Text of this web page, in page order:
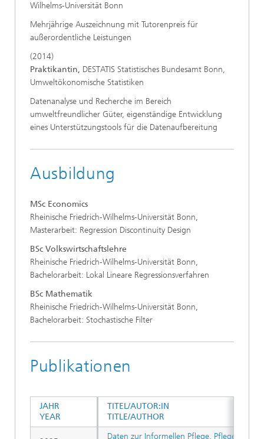
Wilhelms-Universität Bonn
Mehrjährige Auszeichnung mit Tutorenpreis für
außerordentliche Leistungen
(2014)
Praktikantin, DESTATIS Statistisches Bundesamt Bonn,
Umweltökonomische Statistiken
Datenanalyse und Recherche im Bereich
umweltfreundlicher Güter, eigenständige Entwicklung
eines Unterstützungstools für die Datenaufbereitung
Ausbildung
MSc Economics
Rheinische Friedrich-Wilhelms-Universität Bonn,
Masterarbeit: Regression Discontinuity Design
BSc Volkswirtschaftslehre
Rheinische Friedrich-Wilhelms-Universität Bonn,
Bachelorarbeit: Lokal Lineare Regressionsverfahren
BSc Mathematik
Rheinische Friedrich-Wilhelms-Universität Bonn,
Bachelorarbeit: Stochastische Filter
Publikationen
TITEL/AUTOR:IN
TITLE/AUTHOR
Daten zur Informellen Pflege.
JAHR
YEAR